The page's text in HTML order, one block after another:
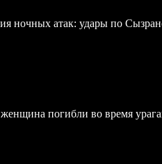
ночных атак: удары по
погибли во время